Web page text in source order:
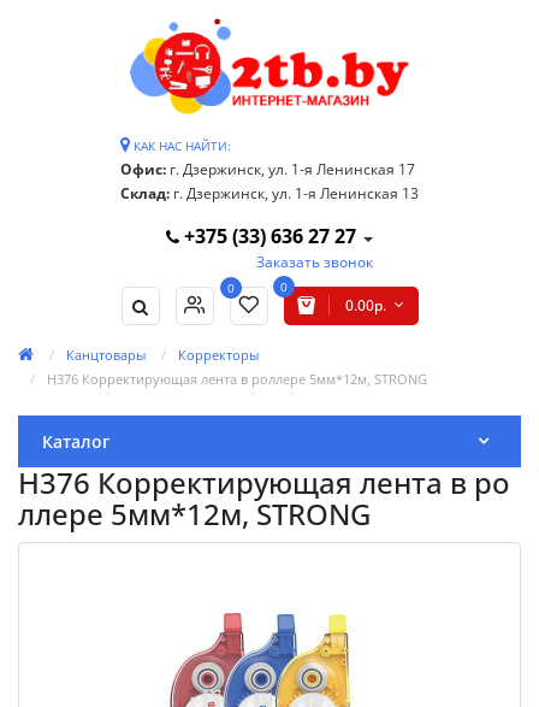
КАК НАС НАЙТИ:
Офис: г. Дзержинск, ул. 1-я Ленинская 17
Склад: г. Дзержинск, ул. 1-я Ленинская 13
+375 (33) 636 27 27
Заказать звонок
0 0
0.00р.
Канцтовары
Корректоры
H376 Корректирующая лента в роллере 5мм*12м, STRONG
Каталог
H376 Корректирующая лента в ро
ллере 5мм*12м, STRONG